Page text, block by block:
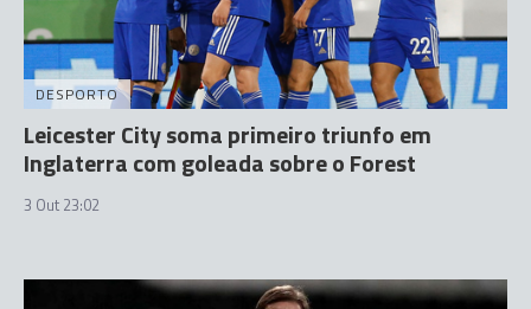
DESPORTO
Leicester City soma primeiro triunfo em
Inglaterra com goleada sobre o Forest
3 Out 23:02